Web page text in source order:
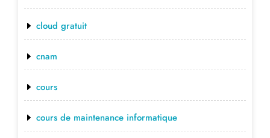
cloud gratuit
cnam
cours
cours de maintenance informatique